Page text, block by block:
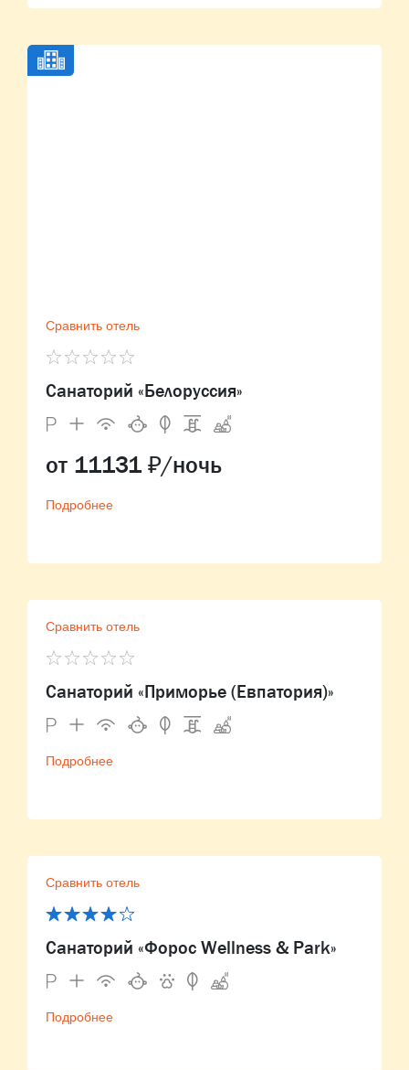
Сравнить отель
Санаторий «Белоруссия»
от 11131 ₽/ночь
Подробнее
Сравнить отель
Санаторий «Приморье (Евпатория)»
Подробнее
Сравнить отель
Санаторий «Форос Wellness & Park»
Подробнее